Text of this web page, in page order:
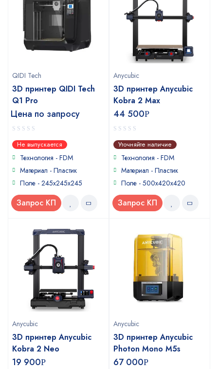
QIDI Tech
3D принтер QIDI Tech
Q1 Pro
Цена по запросу
0
out
of
Не выпускается
Технология - FDM
Материал - Пластик
Поле - 245x245x245
Запрос КП
Anycubic
3D принтер Anycubic
Kobra 2 Max
44 500Р
0
out
of
Уточняйте наличие
Технология - FDM
Материал - Пластик
Поле - 500x420x420
Запрос КП
Anycubic
3D принтер Anycubic
Kobra 2 Neo
19 900Р
Anycubic
3D принтер Anycubic
Photon Mono M5s
67 000Р